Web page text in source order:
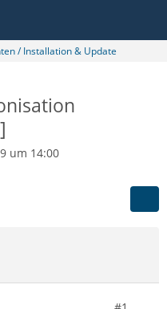
/ Installation & Update
um 14:00